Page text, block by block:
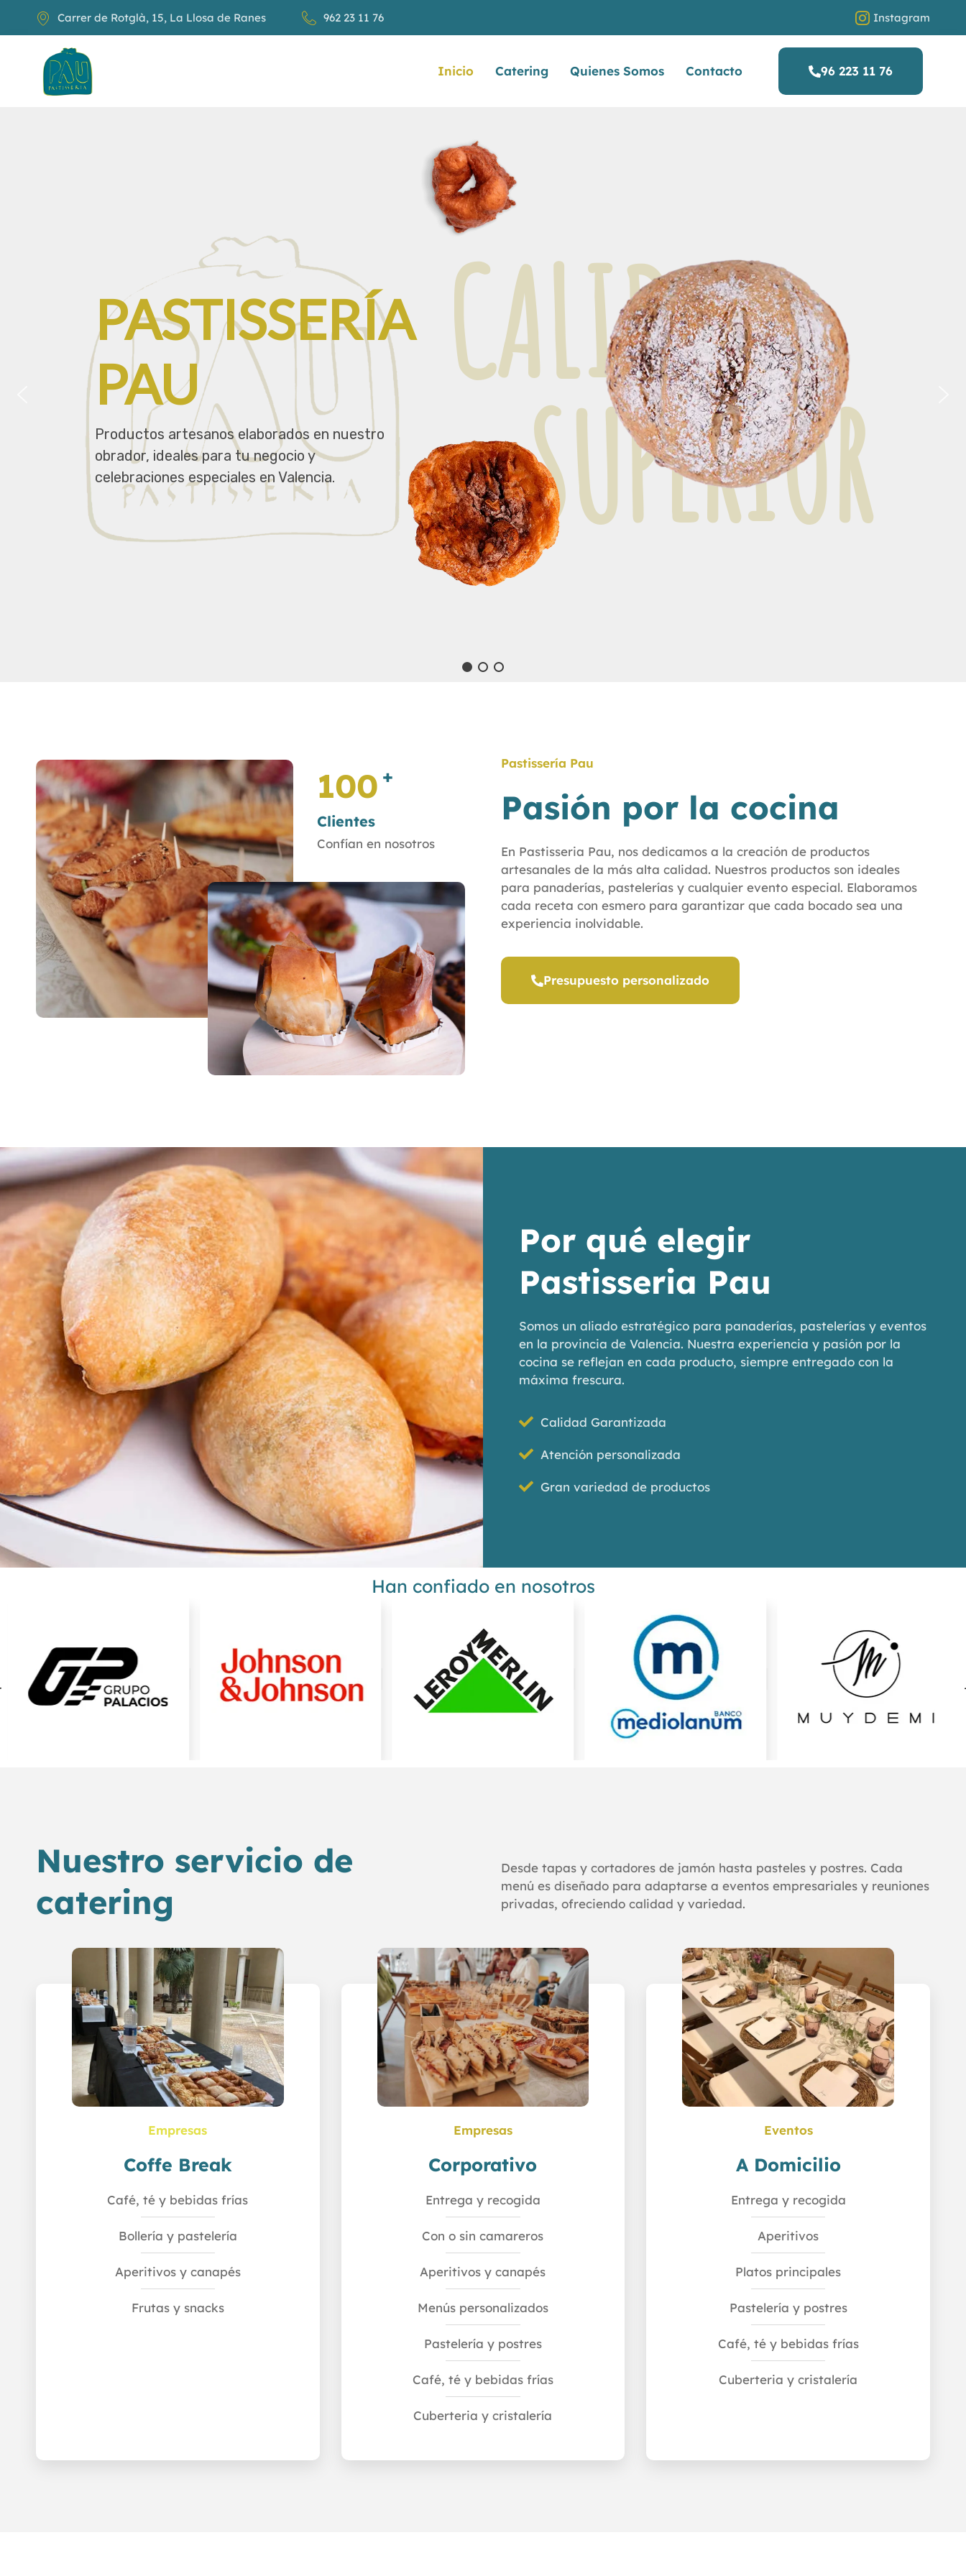
Carrer de Rotglà, 15, La Llosa de Ranes 962 23 11 76 Instagram
Inicio Catering Quienes Somos Contacto 96 223 11 76
PASTISSERÍA
PAU
Productos artesanos elaborados en nuestro
obrador, ideales para tu negocio y
celebraciones especiales en Valencia.
CALIDAD
SUPERIOR
100 +
Clientes
Confían en nosotros
Pastissería Pau
Pasión por la cocina
En Pastisseria Pau, nos dedicamos a la creación de productos
artesanales de la más alta calidad. Nuestros productos son ideales
para panaderías, pastelerías y cualquier evento especial. Elaboramos
cada receta con esmero para garantizar que cada bocado sea una
experiencia inolvidable.
Presupuesto personalizado
Por qué elegir
Pastisseria Pau
Somos un aliado estratégico para panaderías, pastelerías y eventos
en la provincia de Valencia. Nuestra experiencia y pasión por la
cocina se reflejan en cada producto, siempre entregado con la
máxima frescura.
Calidad Garantizada
Atención personalizada
Gran variedad de productos
Han confiado en nosotros
Nuestro servicio de
catering
Desde tapas y cortadores de jamón hasta pasteles y postres. Cada
menú es diseñado para adaptarse a eventos empresariales y reuniones
privadas, ofreciendo calidad y variedad.
Empresas
Coffe Break
Café, té y bebidas frías
Bollería y pastelería
Aperitivos y canapés
Frutas y snacks
Empresas
Corporativo
Entrega y recogida
Con o sin camareros
Aperitivos y canapés
Menús personalizados
Pastelería y postres
Café, té y bebidas frías
Cuberteria y cristalería
Eventos
A Domicilio
Entrega y recogida
Aperitivos
Platos principales
Pastelería y postres
Café, té y bebidas frías
Cuberteria y cristalería